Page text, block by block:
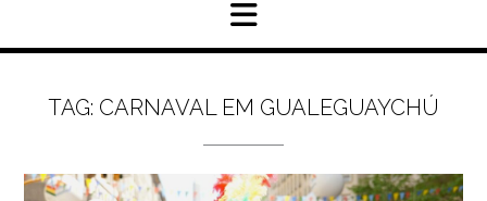
TAG: CARNAVAL EM GUALEGUAYCHÚ